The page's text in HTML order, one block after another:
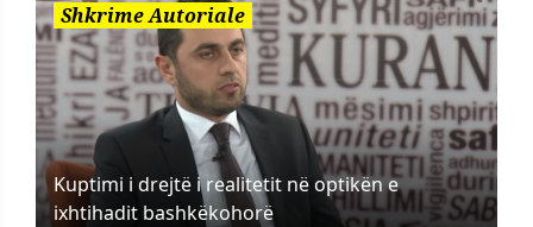
Shkrime Autoriale
Kuptimi i drejtë i realitetit në optikën e
ixhtihadit bashkëkohorë